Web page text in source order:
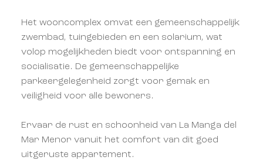
Het wooncomplex omvat een gemeenschappelijk
zwembad, tuingebieden en een solarium, wat
volop mogelijkheden biedt voor ontspanning en
socialisatie. De gemeenschappelijke
parkeergelegenheid zorgt voor gemak en
veiligheid voor alle bewoners.
Ervaar de rust en schoonheid van La Manga del
Mar Menor vanuit het comfort van dit goed
uitgeruste appartement.